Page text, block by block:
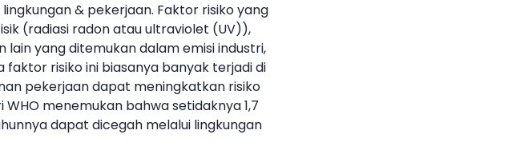
& pekerjaan. Faktor risiko yang
(radiasi radon atau ultraviolet (UV)),
lain yang ditemukan dalam emisi industri,
risiko ini biasanya banyak terjadi di
pekerjaan dapat meningkatkan risiko
menemukan bahwa setidaknya 1,7
dapat dicegah melalui lingkungan